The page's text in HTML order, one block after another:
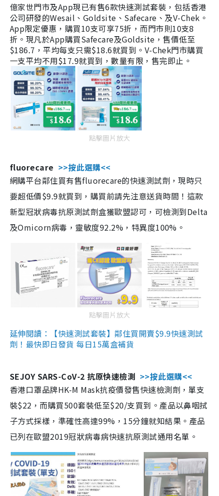
億家世門市及App現已有售6款快速測試套裝，包括香港
公司研發的Wesail、Goldsite、Safecare、及V-Chek。
App限定優惠，購買10支可享75折，而門市則10支8
折。現凡於App購買Safecare及Goldsite，售價低至
$186.7，平均每支只需$18.6就買到。V-Chek門市購買
一支平均不用$17.9就買到，數量有限，售完即止。
點擊圖片放大
fluorecare >>按此選購<<
網購平台鄰住買有售fluorecare的快速測試劑，現時只
要超低價$9.9就買到，購買前請先注意送貨時間！這款
新型冠狀病毒抗原測試劑盒獲歐盟認可，可檢測到Delta
及Omicorn病毒，靈敏度92.2%，特異度100%。
點擊圖片放大
延伸閱讀：【快速測試套裝】鄰住買開賣$9.9快速測試
劑！最快即日發貨 每日15萬盒補貨
SEJOY SARS-CoV-2 抗原快速檢測 >>按此選購<<
香港口罩品牌HK-M Mask抗疫價發售快速檢測劑，單支
裝$22，而購買500套裝低至$20/支買到。產品以鼻咽拭
子方式採樣，準確性高達99%，15分鐘就知結果。產品
已列在歐盟2019冠狀病毒病快速抗原測試通用名單。